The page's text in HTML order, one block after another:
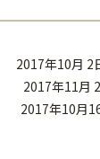
年10月 2日
年11月 2日
年10月16